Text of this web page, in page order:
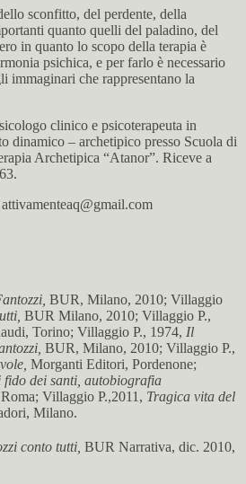
sconfitto, del perdente, della
quanto quelli del paladino, del
in quanto lo scopo della terapia è
psichica, e per farlo è necessario
immaginari che rappresentano la
clinico e psicoterapeuta in
dinamico – archetipico presso Scuola di
Archetipica “Atanor”. Riceve a
BUR, Milano, 2010; Villaggio
BUR Milano, 2010; Villaggio P.,
Torino; Villaggio P., 1974, Il
BUR, Milano, 2010; Villaggio P.,
Morganti Editori, Pordenone;
fido dei santi, autobiografia
Villaggio P.,2011, Tragica vita del
Milano.
conto tutti, BUR Narrativa, dic. 2010,